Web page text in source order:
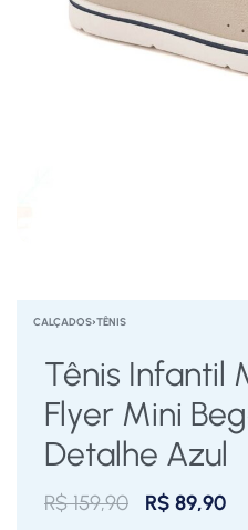
CALÇADOS›TÊNIS
Tênis Infantil
Flyer Mini
Detalhe Azul
R$159,90 R$ 89,90